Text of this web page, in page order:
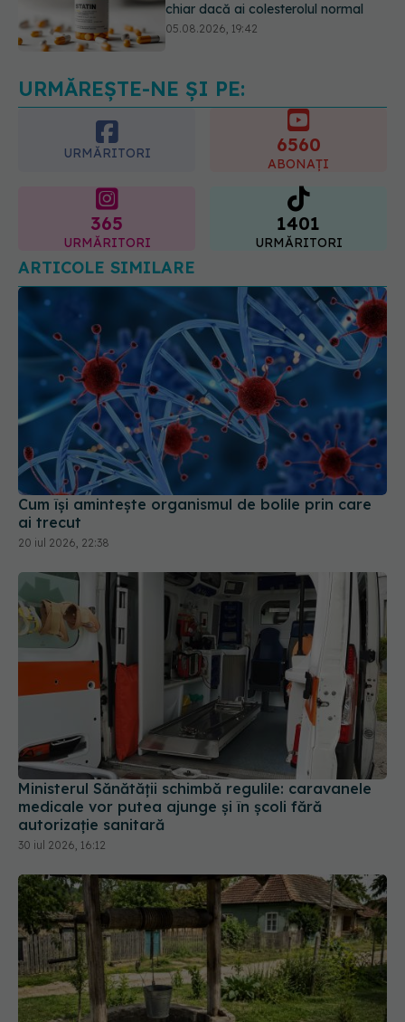
Pepenele roșu sau cel galben: care
crește glicemia mai repede.
URMĂREȘTE-NE ȘI PE:
URMĂRITORI 6560
ABONAȚI
365
URMĂRITORI
1401
URMĂRITORI
ARTICOLE SIMILARE
Cum își amintește organismul de bolile prin care
ai trecut
20 iul 2026, 22:38
Ministerul Sănătății schimbă regulile: caravanele
medicale vor putea ajunge și în școli fără
autorizație sanitară
30 iul 2026, 16:12